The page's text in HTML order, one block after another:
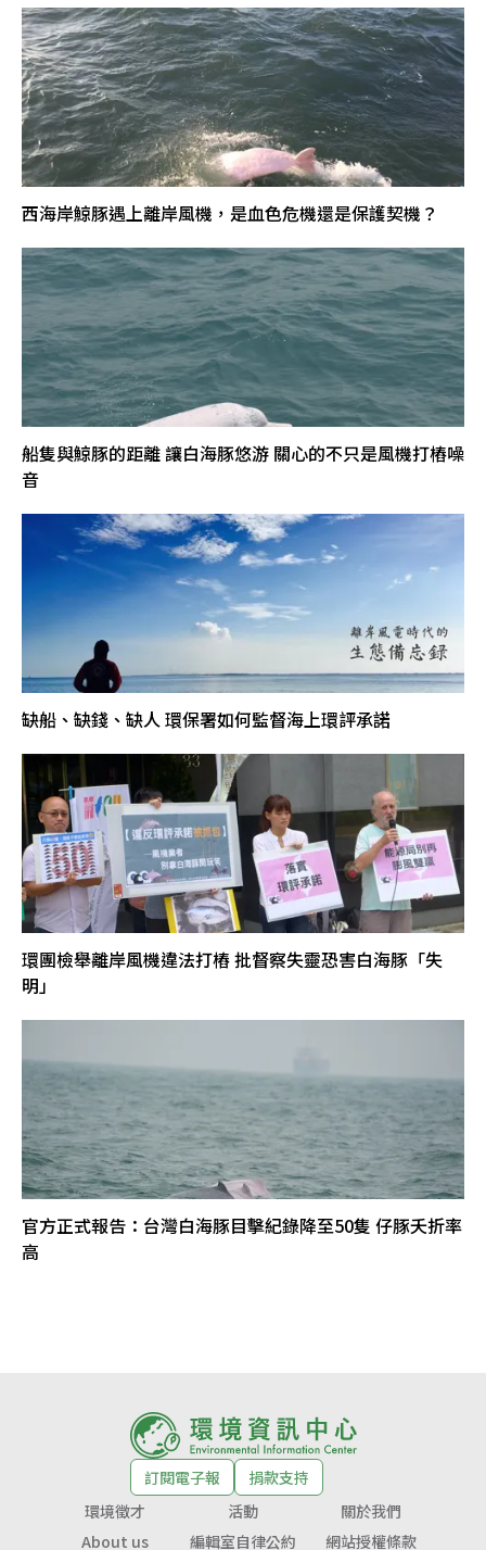
西海岸鯨豚遇上離岸風機，是血色危機還是保護契機？
船隻與鯨豚的距離 讓白海豚悠游 關心的不只是風機打樁噪
音
缺船、缺錢、缺人 環保署如何監督海上環評承諾
環團檢舉離岸風機違法打樁 批督察失靈恐害白海豚「失
明」
官方正式報告：台灣白海豚目擊紀錄降至50隻 仔豚夭折率
高
訂閱電子報
捐款支持
環境徵才
活動
關於我們
About us
編輯室自律公約 網站授權條款